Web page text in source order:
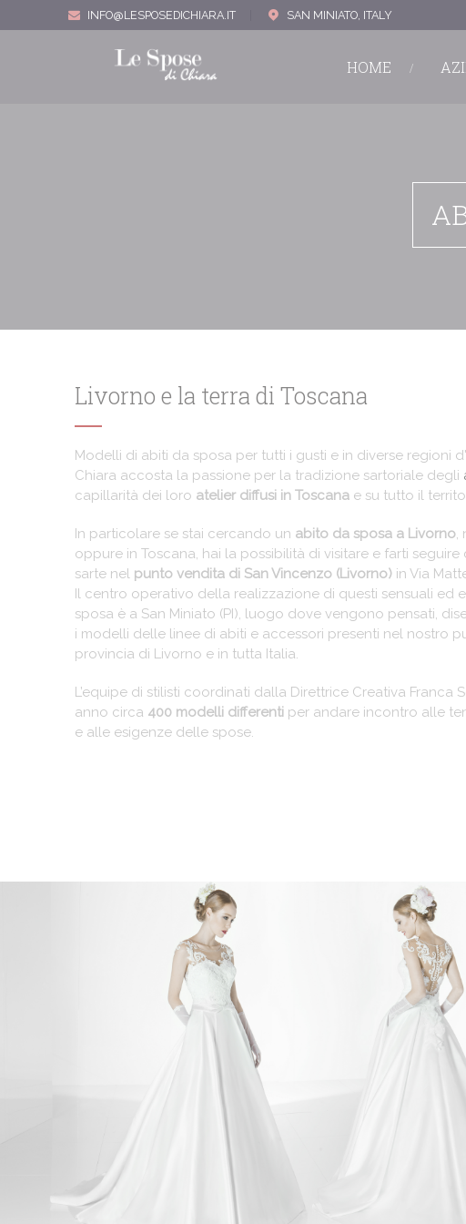
INFO@LESPOSEDICHIARA.IT SAN MINIATO, ITALY
HOME
Livorno e la terra di Toscana
Modelli di abiti da sposa per tutti i gusti e in diverse regioni
Chiara accosta la passione per la tradizione sartoriale degli
capillarità dei loro atelier diffusi in Toscana e su tutto il
In particolare se stai cercando un abito da sposa a Livorno,
oppure in Toscana, hai la possibilità di visitare e farti
sarte nel punto vendita di San Vincenzo (Livorno) in Via
Il centro operativo della realizzazione di questi sensuali ed
sposa è a San Miniato (PI), luogo dove vengono pensati,
i modelli delle linee di abiti e accessori presenti nel nostro
provincia di Livorno e in tutta Italia.
L’equipe di stilisti coordinati dalla Direttrice Creativa Franca
anno circa 400 modelli differenti per andare incontro alle
e alle esigenze delle spose.